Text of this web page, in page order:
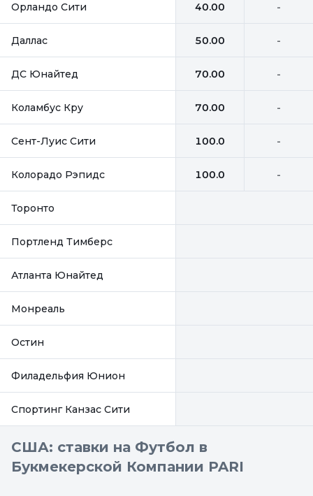
Орландо Сити 40.00 -
Даллас 50.00 -
ДС Юнайтед 70.00 -
Коламбус Кру 70.00 -
Сент-Луис Сити 100.0 -
Колорадо Рэпидс 100.0 -
Торонто
Портленд Тимберс
Атланта Юнайтед
Монреаль
Остин
Филадельфия Юнион
Спортинг Канзас Сити
США: ставки на Футбол в
Букмекерской Компании PARI